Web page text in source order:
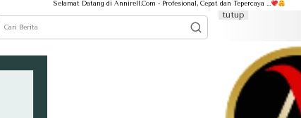
Selamat Datang di Annirell.Com - Profesional, Cepat dan Tepercaya ...
tutup